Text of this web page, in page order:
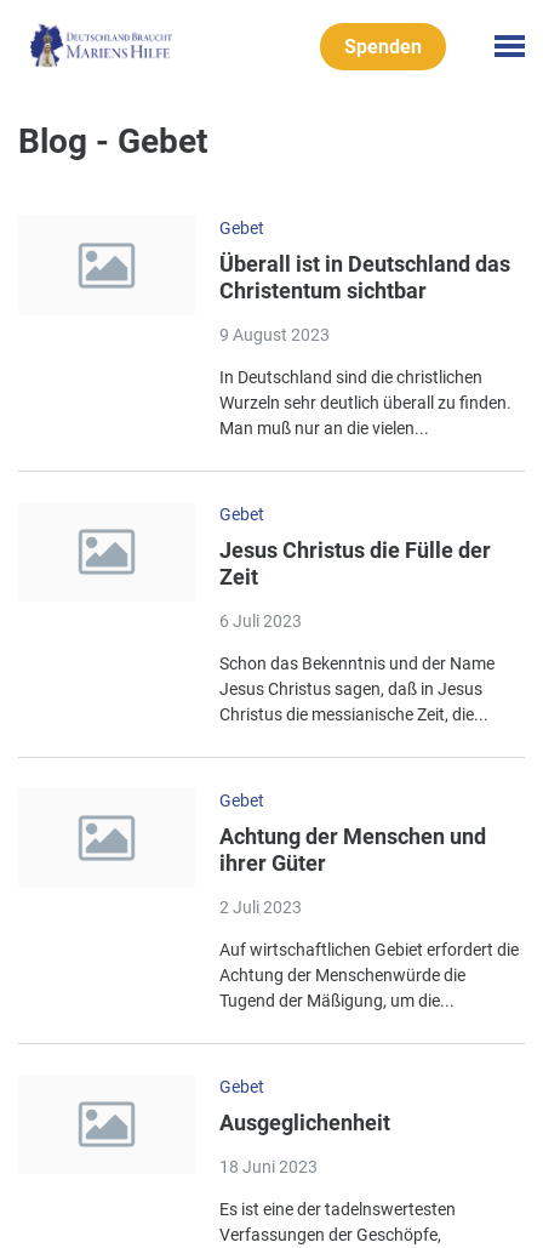
Spenden
Blog - Gebet
Gebet
Überall ist in Deutschland das
Christentum sichtbar
9 August 2023
In Deutschland sind die christlichen
Wurzeln sehr deutlich überall zu finden.
Man muß nur an die vielen...
Gebet
Jesus Christus die Fülle der
Zeit
6 Juli 2023
Schon das Bekenntnis und der Name
Jesus Christus sagen, daß in Jesus
Christus die messianische Zeit, die...
Gebet
Achtung der Menschen und
ihrer Güter
2 Juli 2023
Auf wirtschaftlichen Gebiet erfordert die
Achtung der Menschenwürde die
Tugend der Mäßigung, um die...
Gebet
Ausgeglichenheit
18 Juni 2023
Es ist eine der tadelnswertesten
Verfassungen der Geschöpfe,